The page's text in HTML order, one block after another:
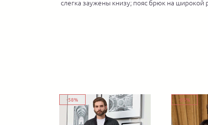
слегка заужены книзу; пояс брюк на
-58% -65%